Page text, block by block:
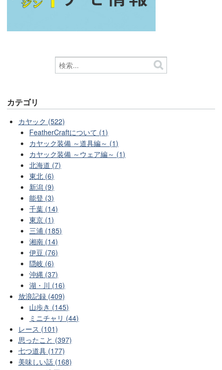
カテゴリ
カヤック (522)
FeatherCraftについて (1)
カヤック装備 ～道具編～ (1)
カヤック装備 ～ウェア編～ (1)
北海道 (7)
東北 (6)
新潟 (9)
能登 (3)
千葉 (14)
東京 (1)
三浦 (185)
湘南 (14)
伊豆 (76)
隠岐 (6)
沖縄 (37)
湖・川 (16)
放浪記録 (409)
山歩き (145)
ミニチャリ (44)
レース (101)
思ったこと (397)
七つ道具 (177)
美味しい話 (168)